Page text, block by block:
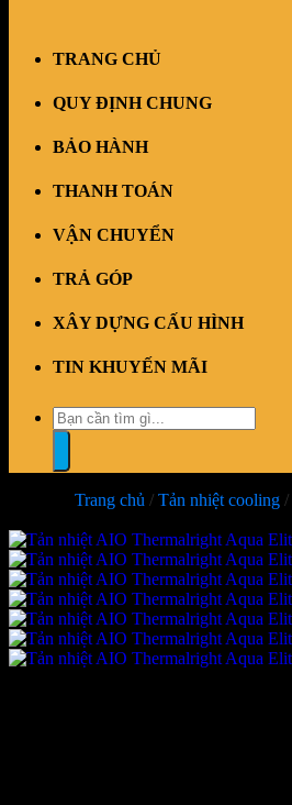
TRANG CHỦ
QUY ĐỊNH CHUNG
BẢO HÀNH
THANH TOÁN
VẬN CHUYỂN
TRẢ GÓP
XÂY DỰNG CẤU HÌNH
TIN KHUYẾN MÃI
Tìm
kiếm:
Trang chủ / Tản nhiệt cooling /